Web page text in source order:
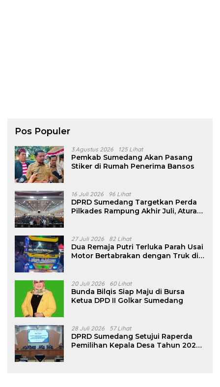
Pos Populer
3 Agustus 2026 125 Lihat
Pemkab Sumedang Akan Pasang
Stiker di Rumah Penerima Bansos
16 Juli 2026 96 Lihat
DPRD Sumedang Targetkan Perda
Pilkades Rampung Akhir Juli, Aturan
27 Juli 2026 82 Lihat
Dua Remaja Putri Terluka Parah Usai
Motor Bertabrakan dengan Truk di
20 Juli 2026 60 Lihat
Bunda Bilqis Siap Maju di Bursa
Ketua DPD II Golkar Sumedang
28 Juli 2026 57 Lihat
DPRD Sumedang Setujui Raperda
Pemilihan Kepala Desa Tahun 2026